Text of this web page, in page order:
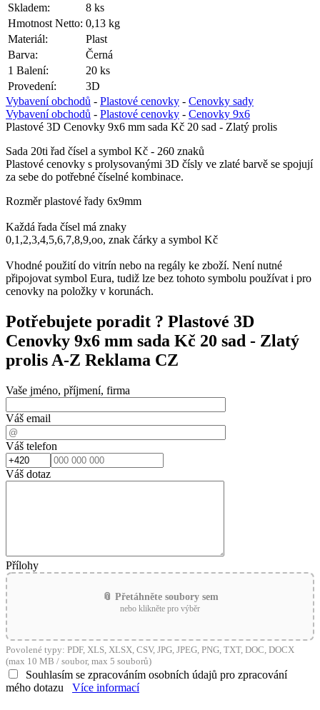
Skladem:
8 ks
Hmotnost Netto: 0,13 kg
Materiál:
Plast
Barva:
Černá
1 Balení:
20 ks
Provedení:
3D
Vybavení obchodů - Plastové cenovky - Cenovky sady
Vybavení obchodů - Plastové cenovky - Cenovky 9x6
Plastové 3D Cenovky 9x6 mm sada Kč 20 sad - Zlatý prolis
Sada 20ti řad čísel a symbol Kč - 260 znaků
Plastové cenovky s prolysovanými 3D čísly ve zlaté barvě se spojují
za sebe do potřebné číselné kombinace.
Rozměr plastové řady 6x9mm
Každá řada čísel má znaky
0,1,2,3,4,5,6,7,8,9,oo, znak čárky a symbol Kč
Vhodné použití do vitrín nebo na regály ke zboží. Není nutné
připojovat symbol Eura, tudiž lze bez tohoto symbolu používat i pro
cenovky na položky v korunách.
Potřebujete poradit ? Plastové 3D
Cenovky 9x6 mm sada Kč 20 sad - Zlatý
prolis A-Z Reklama CZ
Vaše jméno, příjmení, firma
Váš email
Váš telefon
Váš dotaz
Přílohy
📎 Přetáhněte soubory sem
nebo klikněte pro výběr
Povolené typy: PDF, XLS, XLSX, CSV, JPG, JPEG, PNG, TXT, DOC, DOCX
(max 10 MB / soubor, max 5 souborů)
Souhlasím se zpracováním osobních údajů pro zpracování
mého dotazu
Více informací